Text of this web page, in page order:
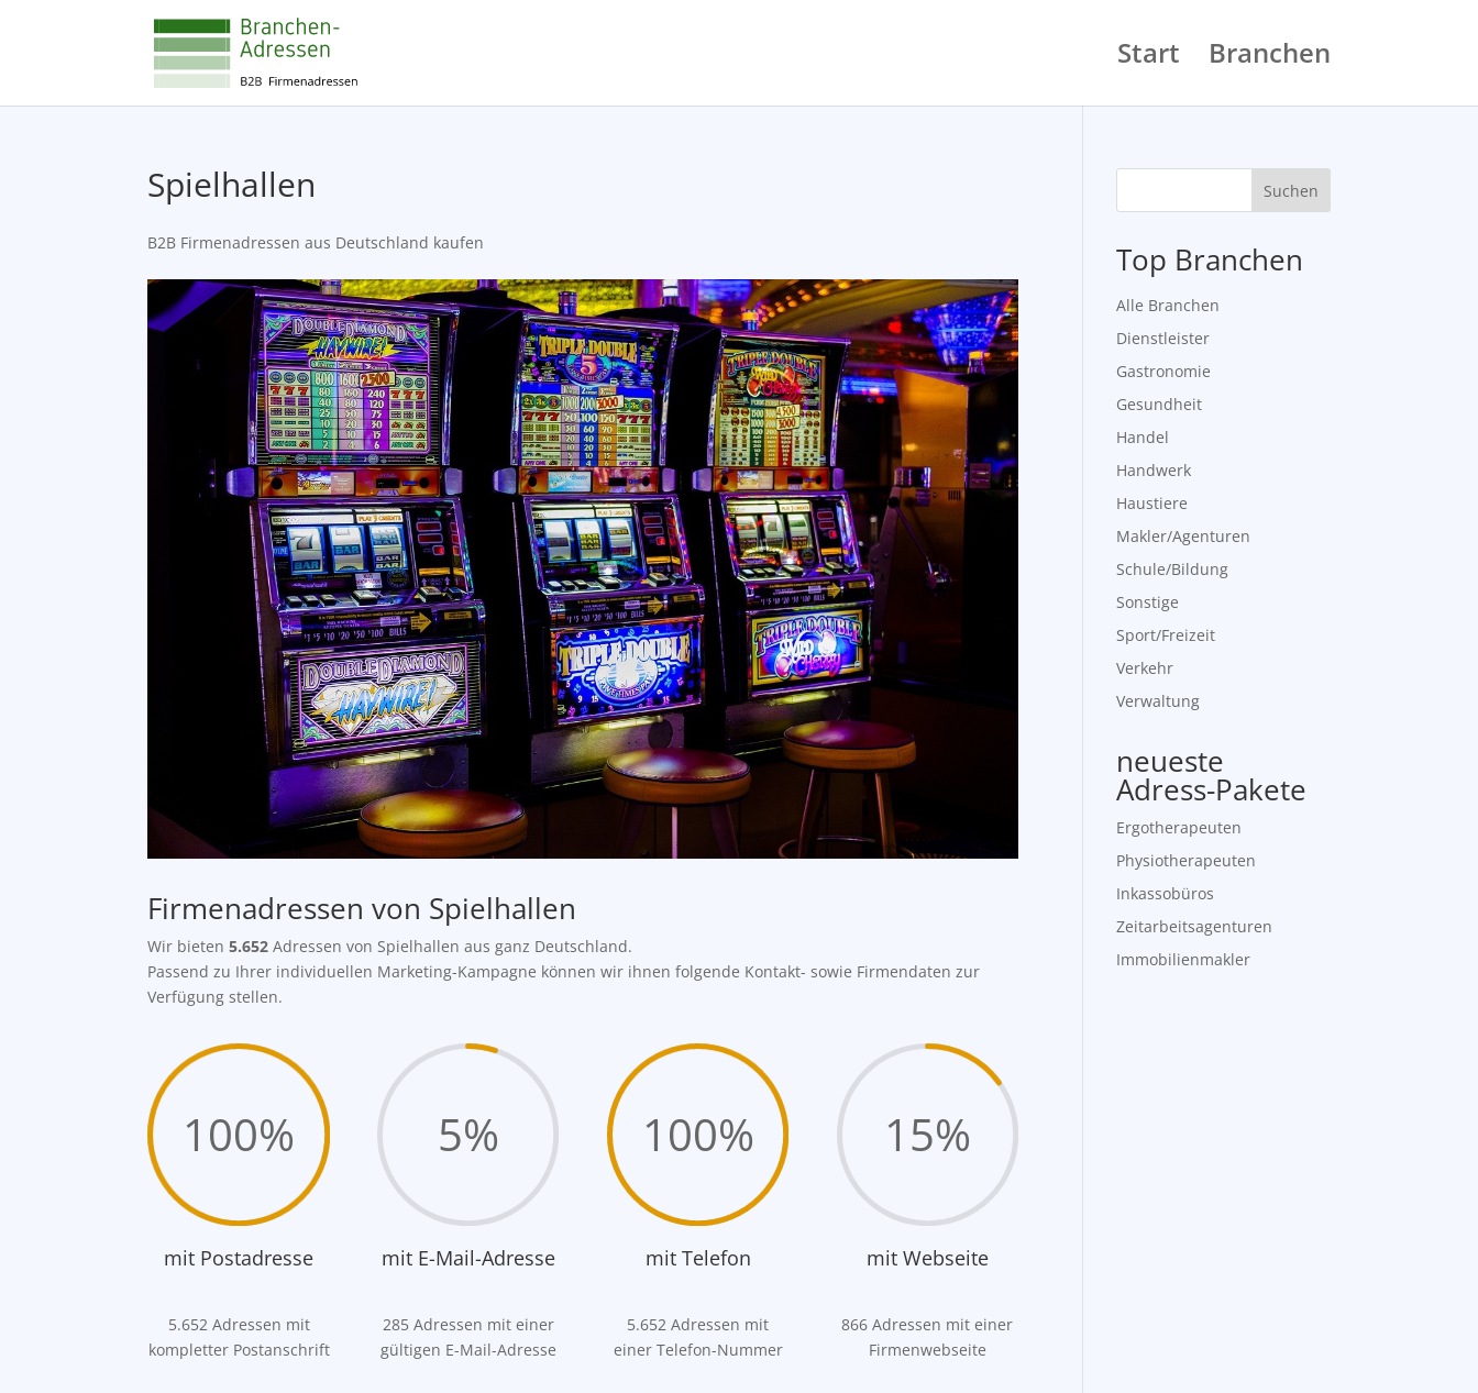
Start Branchen
Spielhallen
B2B Firmenadressen aus Deutschland kaufen
Firmenadressen von Spielhallen
Wir bieten5.652 Adressen von Spielhallen aus ganz Deutschland.
Passend zu Ihrer individuellen Marketing-Kampagne können wir ihnen folgende Kontakt- sowie Firmendaten zur
Verfügung stellen.
100%
mit Postadresse
5.652 Adressen mit
kompletter Postanschrift
5%
mit E-Mail-Adresse
285 Adressen mit einer
gültigen E-Mail-Adresse
100%
mit Telefon
5.652 Adressen mit
einer Telefon-Nummer
15%
mit Webseite
866 Adressen mit einer
Firmenwebseite
Suchen
Top Branchen
Alle Branchen
Dienstleister
Gastronomie
Gesundheit
Handel
Handwerk
Haustiere
Makler/Agenturen
Schule/Bildung
Sonstige
Sport/Freizeit
Verkehr
Verwaltung
neueste
Adress-Pakete
Ergotherapeuten
Physiotherapeuten
Inkassobüros
Zeitarbeitsagenturen
Immobilienmakler